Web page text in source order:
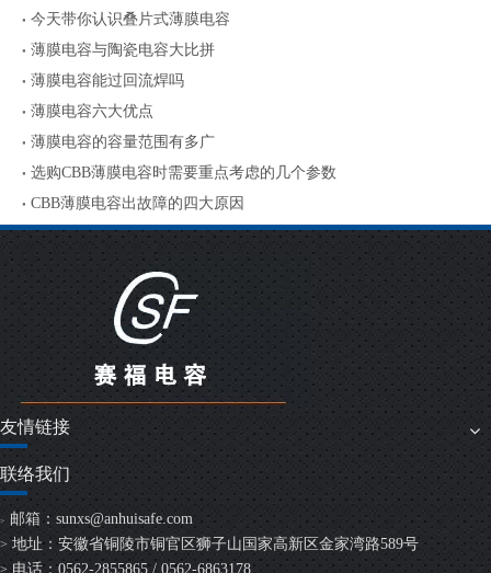
今天带你认识叠片式薄膜电容
薄膜电容与陶瓷电容大比拼
薄膜电容能过回流焊吗
薄膜电容六大优点
薄膜电容的容量范围有多广
选购CBB薄膜电容时需要重点考虑的几个参数
CBB薄膜电容出故障的四大原因
友情链接
联络我们
> 邮箱： sunxs@anhuisafe.com
> 地址：安徽省铜陵市铜官区狮子山国家高新区金家湾路589号
> 电话：0562-2855865 / 0562-6863178